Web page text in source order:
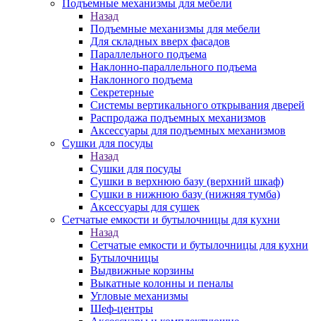
Подъемные механизмы для мебели
Назад
Подъемные механизмы для мебели
Для складных вверх фасадов
Параллельного подъема
Наклонно-параллельного подъема
Наклонного подъема
Секретерные
Системы вертикального открывания дверей
Распродажа подъемных механизмов
Аксессуары для подъемных механизмов
Сушки для посуды
Назад
Сушки для посуды
Сушки в верхнюю базу (верхний шкаф)
Сушки в нижнюю базу (нижняя тумба)
Аксессуары для сушек
Сетчатые емкости и бутылочницы для кухни
Назад
Сетчатые емкости и бутылочницы для кухни
Бутылочницы
Выдвижные корзины
Выкатные колонны и пеналы
Угловые механизмы
Шеф-центры